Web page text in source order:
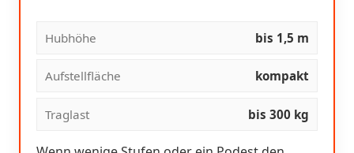
Hubhöhe bis 1,5 m
Aufstellfläche kompakt
Traglast bis 300 kg